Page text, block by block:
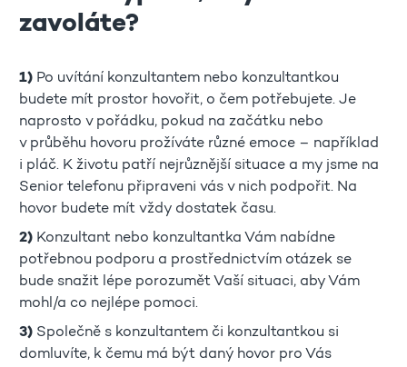
zavoláte?
1) Po uvítání konzultantem nebo konzultantkou
budete mít prostor hovořit, o čem potřebujete. Je
naprosto v pořádku, pokud na začátku nebo
v průběhu hovoru prožíváte různé emoce – například
i pláč. K životu patří nejrůznější situace a my jsme na
Senior telefonu připraveni vás v nich podpořit. Na
hovor budete mít vždy dostatek času.
2) Konzultant nebo konzultantka Vám nabídne
potřebnou podporu a prostřednictvím otázek se
bude snažit lépe porozumět Vaší situaci, aby Vám
mohl/a co nejlépe pomoci.
3) Společně s konzultantem či konzultantkou si
domluvíte, k čemu má být daný hovor pro Vás